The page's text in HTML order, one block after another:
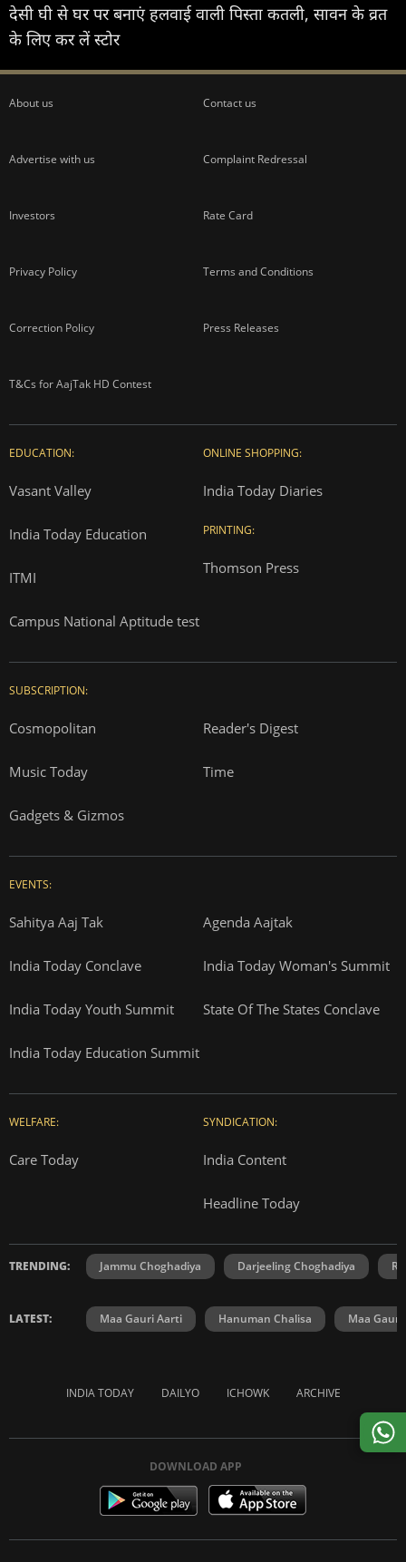
देसी घी से घर पर बनाएं हलवाई वाली पिस्ता कतली, सावन के व्रत
के लिए कर लें स्टोर
About us Contact us
Advertise with us Complaint Redressal
Investors Rate Card
Privacy Policy Terms and Conditions
Correction Policy Press Releases
T&Cs for AajTak HD Contest
EDUCATION:
Vasant Valley
India Today Education
ITMI
Campus National Aptitude test
ONLINE SHOPPING:
India Today Diaries
PRINTING:
Thomson Press
SUBSCRIPTION:
Cosmopolitan Reader's Digest
Music Today Time
Gadgets & Gizmos
EVENTS:
Sahitya Aaj Tak Agenda Aajtak
India Today Conclave India Today Woman's Summit
India Today Youth Summit State Of The States Conclave
India Today Education Summit
WELFARE:
Care Today
SYNDICATION:
India Content
Headline Today
TRENDING: Jammu Choghadiya Darjeeling Choghadiya
LATEST: Maa Gauri Aarti Hanuman Chalisa Maa Gauri
INDIA TODAY DAILYO ICHOWK ARCHIVE
DOWNLOAD APP